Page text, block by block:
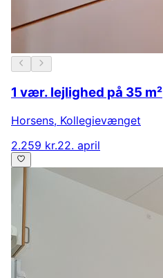
1 vær. lejlighed på 35 m²
Horsens, Kollegievænget
2.259 kr.22. april